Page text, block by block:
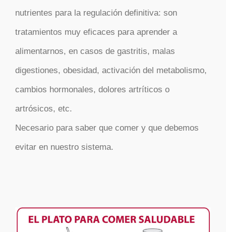
nutrientes para la regulación definitiva: son
tratamientos muy eficaces para aprender a
alimentarnos, en casos de gastritis, malas
digestiones, obesidad, activación del metabolismo,
cambios hormonales, dolores artríticos o
artrósicos, etc.
Necesario para saber que comer y que debemos
evitar en nuestro sistema.